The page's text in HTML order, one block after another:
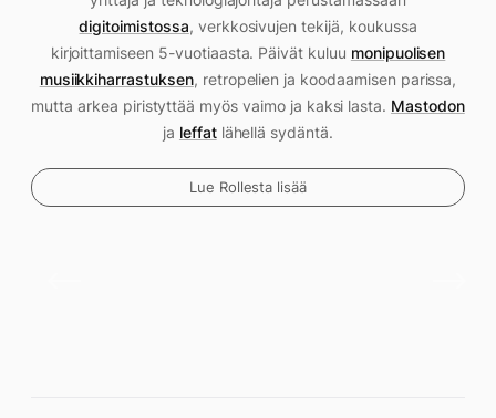
digitoimistossa, verkkosivujen tekijä, koukussa
kirjoittamiseen 5-vuotiaasta. Päivät kuluu monipuolisen
musiikkiharrastuksen, retropelien ja koodaamisen parissa,
mutta arkea piristyttää myös vaimo ja kaksi lasta. Mastodon
ja leffatlähellä sydäntä.
Lue Rollesta lisää